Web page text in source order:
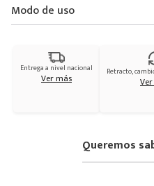
Modo de uso
Entrega a nivel nacional
Ver más Retracto,
Queremos